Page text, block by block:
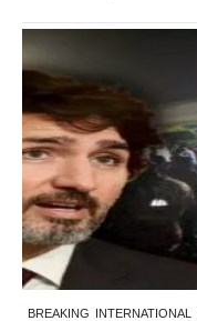
BREAKING INTERNATIONAL